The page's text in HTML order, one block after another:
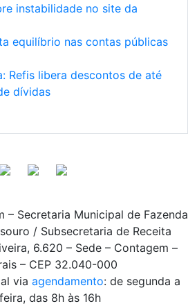
instabilidade no site da
equilíbrio nas contas públicas
Refis libera descontos de até
dívidas
– Secretaria Municipal de Fazenda
/ Subsecretaria de Receita
6.620 – Sede – Contagem –
– CEP 32.040-000
via agendamento: de segunda a
das 8h às 16h